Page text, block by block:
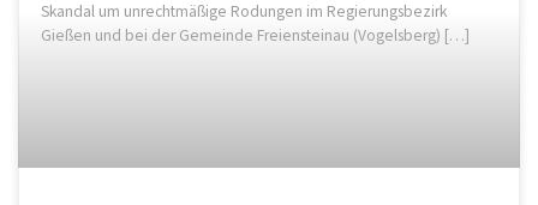
Skandal um unrechtmäßige Rodungen im Regierungsbezirk
Gießen und bei der Gemeinde ‪‎Freiensteinau‬ (Vogelsberg) […]